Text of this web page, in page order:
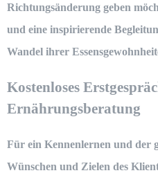
Richtungsänderung geben
und eine inspirierende
Wandel ihrer
Kostenloses
Ernährungsberatung
Für ein Kennenlernen und der
Wünschen und Zielen des